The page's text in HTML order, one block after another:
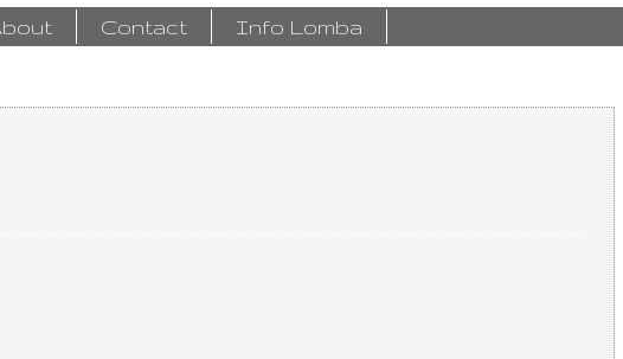
Contact Info Lomba